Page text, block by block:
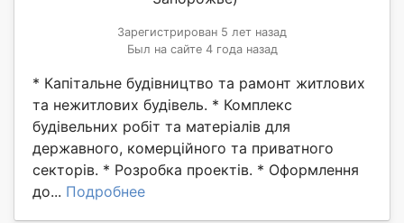
Зарегистрирован 5 лет назад
Был на сайте 4 года назад
* Капітальне будівництво та рамонт житлових
та нежитлових будівель. * Комплекс
будівельних робіт та матеріалів для
державного, комерційного та приватного
секторів. * Розробка проектів. * Оформлення
до... Подробнее